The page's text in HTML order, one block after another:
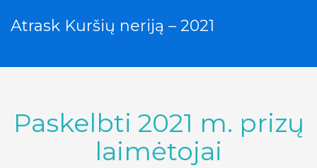
Atrask Kuršių neriją – 2021
Paskelbti 2021 m. prizų
laimėtojai